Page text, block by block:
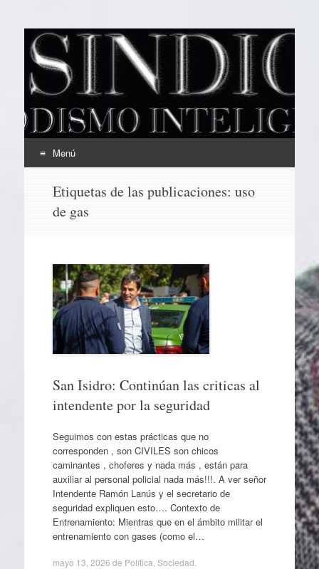
EL SINDICAL
Periodismo Inteligente
Menú
contenido
Etiquetas de las publicaciones: uso
de gas
San Isidro: Continúan las criticas al
intendente por la seguridad
Seguimos con estas prácticas que no
corresponden , son CIVILES son chicos
caminantes , choferes y nada más , están para
auxiliar al personal policial nada más!!!. A ver señor
Intendente Ramón Lanús y el secretario de
seguridad expliquen esto…. Contexto de
Entrenamiento: Mientras que en el ámbito militar el
entrenamiento con gases (como el…
mayo 13, 2026 de Política Sociedad